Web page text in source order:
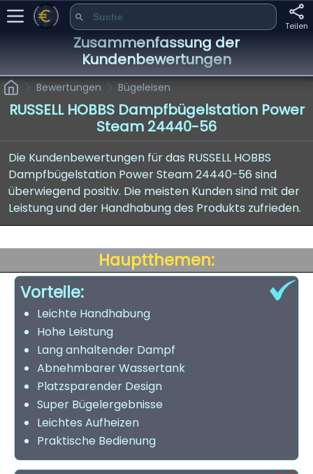
Teilen
Zusammenfassung der
Kundenbewertungen
Bewertungen Bügeleisen
RUSSELL HOBBS Dampfbügelstation Power
Steam 24440-56
Die Kundenbewertungen für das RUSSELL HOBBS
Dampfbügelstation Power Steam 24440-56 sind
überwiegend positiv. Die meisten Kunden sind mit der
Leistung und der Handhabung des Produkts zufrieden.
Hauptthemen:
Vorteile:
Leichte Handhabung
Hohe Leistung
Lang anhaltender Dampf
Abnehmbarer Wassertank
Platzsparender Design
Super Bügelergebnisse
Leichtes Aufheizen
Praktische Bedienung